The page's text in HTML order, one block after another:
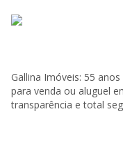
Gallina Imóveis: 55
para venda ou aluguel
transparência e total